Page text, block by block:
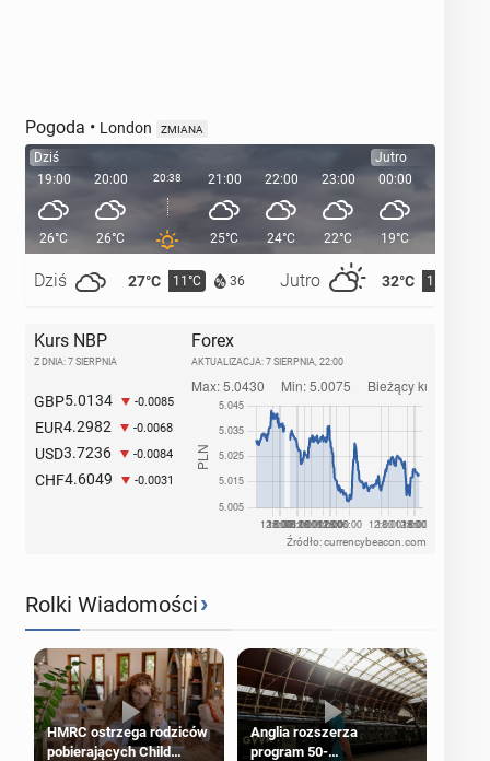
Pogoda • London ZMIANA
Dziś
19:00
26°C
Dziś 27°C 11°C 36 Jutro 32°C 15°C
20:00
26°C
20:38 21:00
25°C
22:00
24°C
23:00
22°C
Jutro
00:00
19°C
Kurs NBP
Z DNIA: 7 SIERPNIA
GBP5.0134 -0.0085
EUR4.2982 -0.0068
USD3.7236 -0.0084
CHF4.6049 -0.0031
Forex
AKTUALIZACJA: 7 SIERPNIA, 22:00
Źródło: currencybeacon.com
Rolki Wiadomości›
HMRC ostrzega rodziców
pobierających Child
Anglia rozszerza
program 50-